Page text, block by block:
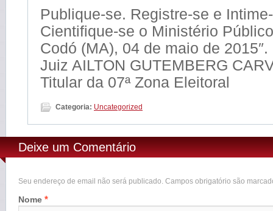
Publique-se. Registre-se e
Cientifique-se o Ministério
Codó (MA), 04 de maio de 2015″.
Juiz AILTON GUTEMBERG
Titular da 07ª Zona Eleitoral
Categoria: Uncategorized
Deixe um Comentário
Seu endereço de email não será publicado. Campos obrigatório são
Nome *